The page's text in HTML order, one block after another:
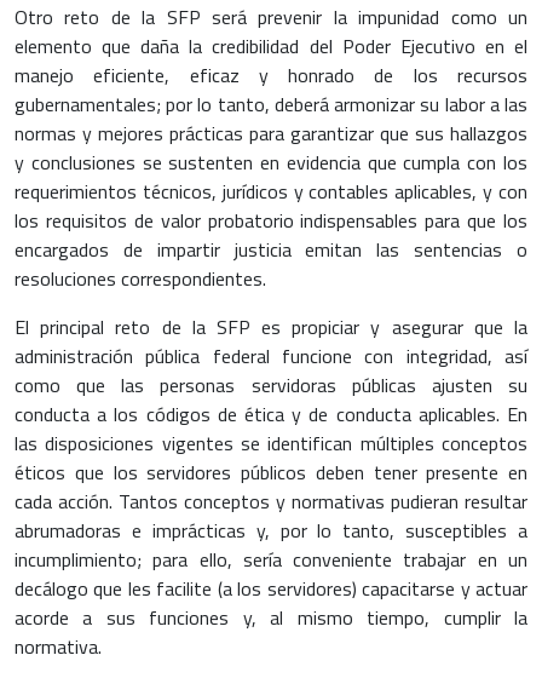
Otro reto de la SFP será prevenir la impunidad como un
elemento que daña la credibilidad del Poder Ejecutivo en el
manejo eficiente, eficaz y honrado de los recursos
gubernamentales; por lo tanto, deberá armonizar su labor a las
normas y mejores prácticas para garantizar que sus hallazgos
y conclusiones se sustenten en evidencia que cumpla con los
requerimientos técnicos, jurídicos y contables aplicables, y con
los requisitos de valor probatorio indispensables para que los
encargados de impartir justicia emitan las sentencias o
resoluciones correspondientes.
El principal reto de la SFP es propiciar y asegurar que la
administración pública federal funcione con integridad, así
como que las personas servidoras públicas ajusten su
conducta a los códigos de ética y de conducta aplicables. En
las disposiciones vigentes se identifican múltiples conceptos
éticos que los servidores públicos deben tener presente en
cada acción. Tantos conceptos y normativas pudieran resultar
abrumadoras e imprácticas y, por lo tanto, susceptibles a
incumplimiento; para ello, sería conveniente trabajar en un
decálogo que les facilite (a los servidores) capacitarse y actuar
acorde a sus funciones y, al mismo tiempo, cumplir la
normativa.